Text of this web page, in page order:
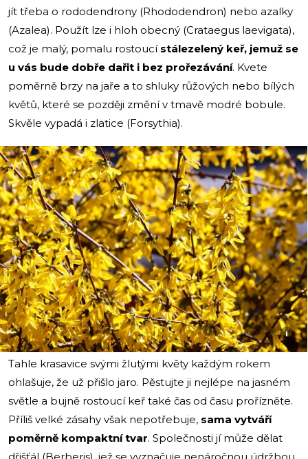
jít třeba o rododendrony (Rhododendron) nebo azalky
(Azalea). Použít lze i hloh obecný (Crataegus laevigata),
což je malý, pomalu rostoucí stálezelený keř, jemuž se
u vás bude dobře dařit i bez prořezávání. Kvete
poměrně brzy na jaře a to shluky růžových nebo bílých
květů, které se později změní v tmavě modré bobule.
Skvěle vypadá i zlatice (Forsythia).
i
Tahle krasavice svými žlutými květy každým rokem
ohlašuje, že už přišlo jaro. Pěstujte ji nejlépe na jasném
světle a bujně rostoucí keř také čas od času prořízněte.
Příliš velké zásahy však nepotřebuje, sama vytváří
poměrně kompaktní tvar. Společnosti jí může dělat
dřišťál (Berberis), jež se vyznačuje nenáročnou údržbou.